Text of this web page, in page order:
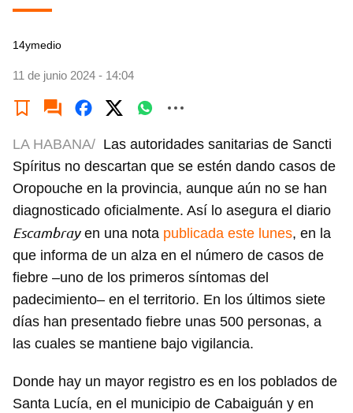
14ymedio
11 de junio 2024 - 14:04
LA HABANA/ Las autoridades sanitarias de Sancti
Spíritus no descartan que se estén dando casos de
Oropouche en la provincia, aunque aún no se han
diagnosticado oficialmente. Así lo asegura el diario
Escambrayen una nota publicada este lunes, en la
que informa de un alza en el número de casos de
fiebre –uno de los primeros síntomas del
padecimiento– en el territorio. En los últimos siete
días han presentado fiebre unas 500 personas, a
las cuales se mantiene bajo vigilancia.
Donde hay un mayor registro es en los poblados de
Santa Lucía, en el municipio de Cabaiguán y en